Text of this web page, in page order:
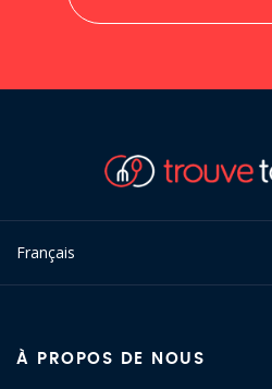
Français
À PROPOS DE NOUS